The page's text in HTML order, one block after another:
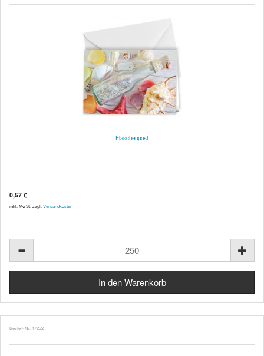
Flaschenpost
0,57 €
inkl. MwSt. zzgl. Versandkosten
Bestell-Nr. 47232